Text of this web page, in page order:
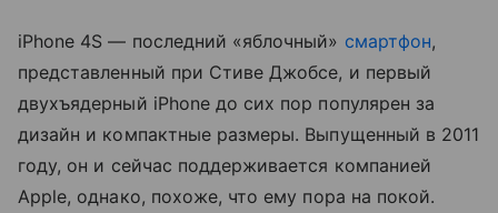
iPhone 4S — последний «яблочный» смартфон,
представленный при Стиве Джобсе, и первый
двухъядерный iPhone до сих пор популярен за
дизайн и компактные размеры. Выпущенный в 2011
году, он и сейчас поддерживается компанией
Apple, однако, похоже, что ему пора на покой.